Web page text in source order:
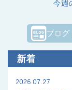
今週
ブログ
新着
2026.07.27